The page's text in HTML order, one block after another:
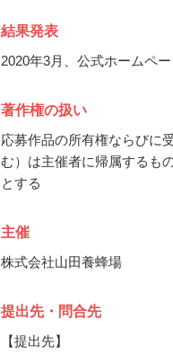
結果発表
2020年3月、公式ホームペ
著作権の扱い
応募作品の所有権ならびに
む）は主催者に帰属するも
とする
主催
株式会社山田養蜂場
提出先・問合先
【提出先】